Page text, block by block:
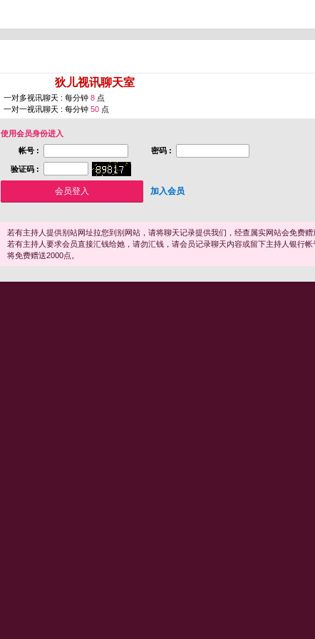
狄儿视讯聊天室
一对多视讯聊天 : 每分钟 8 点
一对一视讯聊天 : 每分钟 50 点
使用会员身份进入
帐号 :
密码 :
验证码 :
加入会员
若有主持人提供别站网址拉您到别网站，请将聊天记录提供我们，经查属实网站会免费赠
若有主持人要求会员直接汇钱给她，请勿汇钱，请会员记录聊天内容或留下主持人银行
将免费赠送2000点。